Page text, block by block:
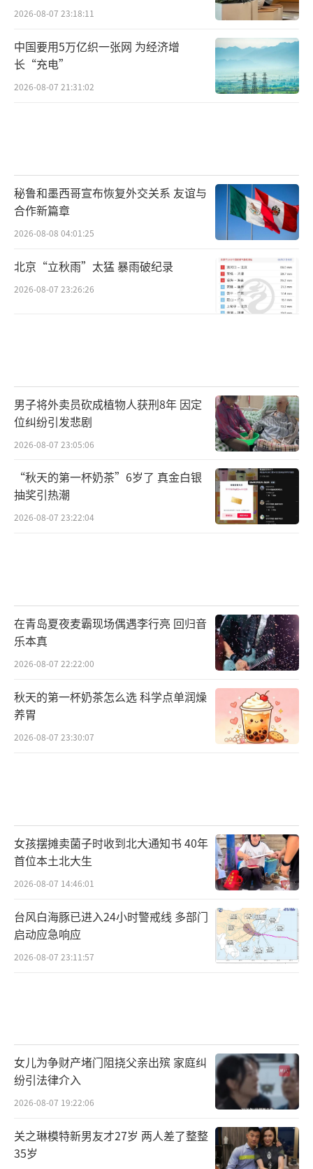
2026-08-07 23:18:11
中国要用5万亿织一张网 为经济增
长“充电”
2026-08-07 21:31:02
秘鲁和墨西哥宣布恢复外交关系 友谊与
合作新篇章
2026-08-08 04:01:25
北京“立秋雨”太猛 暴雨破纪录
2026-08-07 23:26:26
男子将外卖员砍成植物人获刑8年 因定
位纠纷引发悲剧
2026-08-07 23:05:06
“秋天的第一杯奶茶”6岁了 真金白银
抽奖引热潮
2026-08-07 23:22:04
在青岛夏夜麦霸现场偶遇李行亮 回归音
乐本真
2026-08-07 22:22:00
秋天的第一杯奶茶怎么选 科学点单润燥
养胃
2026-08-07 23:30:07
女孩摆摊卖菌子时收到北大通知书 40年
首位本土北大生
2026-08-07 14:46:01
台风白海豚已进入24小时警戒线 多部门
启动应急响应
2026-08-07 23:11:57
女儿为争财产堵门阻挠父亲出殡 家庭纠
纷引法律介入
2026-08-07 19:22:06
关之琳模特新男友才27岁 两人差了整整
35岁